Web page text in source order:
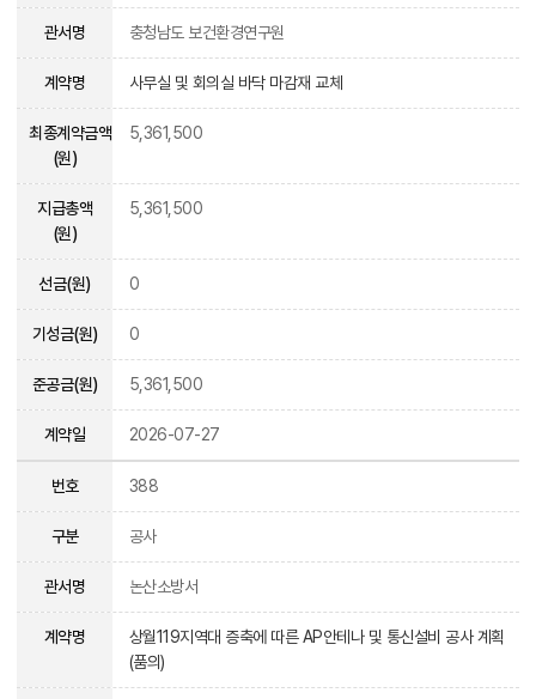
관서명 충청남도 보건환경연구원
계약명 사무실 및 회의실 바닥 마감재 교체
최종계약금액
(원)
5,361,500
지급총액
(원)
5,361,500
선금(원) 0
기성금(원) 0
준공금(원) 5,361,500
계약일 2026-07-27
번호 388
구분 공사
관서명 논산소방서
계약명
상월119지역대 증축에 따른 AP안테나 및 통신설비 공사 계획
(품의)